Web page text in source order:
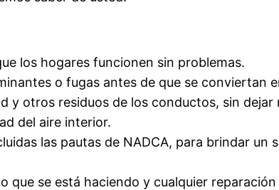
los hogares funcionen sin problemas.
o fugas antes de que se conviertan
y otros residuos de los conductos, sin dejar
del aire interior.
las pautas de NADCA, para brindar un
se está haciendo y cualquier